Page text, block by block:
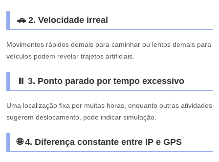
🚗 2. Velocidade irreal
Movimentos rápidos demais para caminhar ou lentos demais para
veículos podem revelar trajetos artificiais.
⏸️ 3. Ponto parado por tempo excessivo
Uma localização fixa por muitas horas, enquanto outras atividades
sugerem deslocamento, pode indicar simulação.
🌐 4. Diferença constante entre IP e GPS